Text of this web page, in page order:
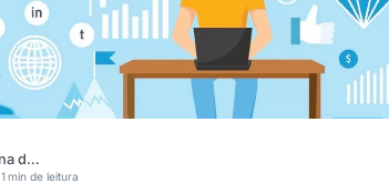
Catarina de Farias
1 min de leitura